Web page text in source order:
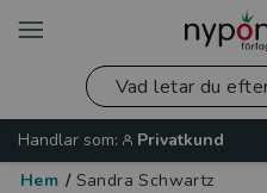
Handlar som:
Privatkund
Hem / Sandra Schwartz